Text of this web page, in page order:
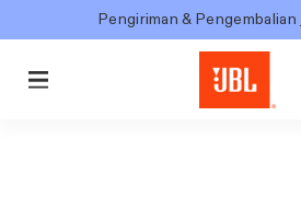
Pengiriman & Pengembalian
Menu